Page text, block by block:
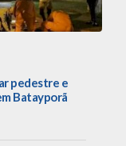
pedestre e
Batayporã